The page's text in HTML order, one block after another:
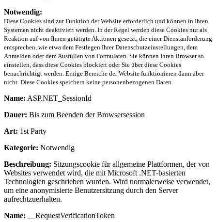
Notwendig:
Diese Cookies sind zur Funktion der Website erforderlich und können in Ihren
Systemen nicht deaktiviert werden. In der Regel werden diese Cookies nur als
Reaktion auf von Ihnen getätigte Aktionen gesetzt, die einer Dienstanforderung
entsprechen, wie etwa dem Festlegen Ihrer Datenschutzeinstellungen, dem
Anmelden oder dem Ausfüllen von Formularen. Sie können Ihren Browser so
einstellen, dass diese Cookies blockiert oder Sie über diese Cookies
benachrichtigt werden. Einige Bereiche der Website funktionieren dann aber
nicht. Diese Cookies speichern keine personenbezogenen Daten.
Name: ASP.NET_SessionId
Dauer: Bis zum Beenden der Browsersession
Art: 1st Party
Kategorie: Notwendig
Beschreibung: Sitzungscookie für allgemeine Plattformen, der von
Websites verwendet wird, die mit Microsoft .NET-basierten
Technologien geschrieben wurden. Wird normalerweise verwendet,
um eine anonymisierte Benutzersitzung durch den Server
aufrechtzuerhalten.
Name: __RequestVerificationToken